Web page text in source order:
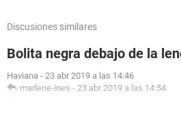
Discusiones similares
Bolita negra debajo de la
Haviana - 23 abr 2019 a las 14:46
marlene-ines - 23 abr 2019 a las 14:54